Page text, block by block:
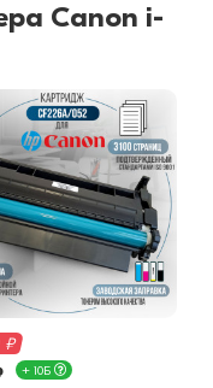
Canon i-
₽
+ 10Б